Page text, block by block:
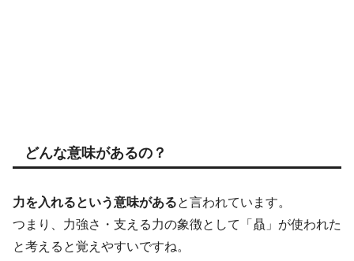
どんな意味があるの？
力を入れるという意味があると言われています。
つまり、力強さ・支える力の象徴として「贔」が使われた
と考えると覚えやすいですね。